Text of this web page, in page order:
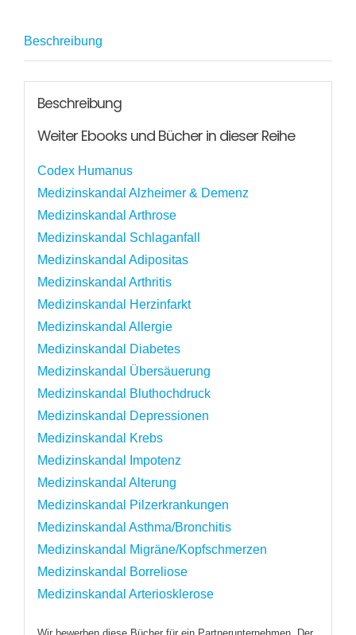
Beschreibung
Beschreibung
Weiter Ebooks und Bücher in dieser Reihe
Codex Humanus
Medizinskandal Alzheimer & Demenz
Medizinskandal Arthrose
Medizinskandal Schlaganfall
Medizinskandal Adipositas
Medizinskandal Arthritis
Medizinskandal Herzinfarkt
Medizinskandal Allergie
Medizinskandal Diabetes
Medizinskandal Übersäuerung
Medizinskandal Bluthochdruck
Medizinskandal Depressionen
Medizinskandal Krebs
Medizinskandal Impotenz
Medizinskandal Alterung
Medizinskandal Pilzerkrankungen
Medizinskandal Asthma/Bronchitis
Medizinskandal Migräne/Kopfschmerzen
Medizinskandal Borreliose
Medizinskandal Arteriosklerose